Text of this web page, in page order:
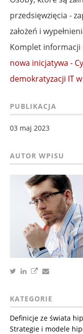
przedsięwzięcia -
założeń i
Komplet
nowa inicjatywa -
demokratyzacji IT
PUBLIKACJA
03 maj 2023
KATEGORIE
Definicje ze świata
Strategie i modele